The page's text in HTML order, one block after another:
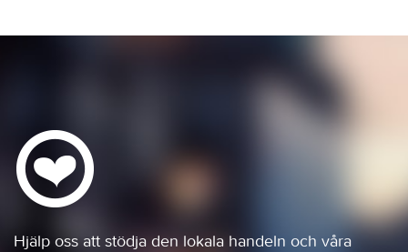
Hjälp oss att stödja den lokala handeln och våra